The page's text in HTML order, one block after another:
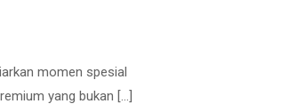
momen spesial
yang bukan […]